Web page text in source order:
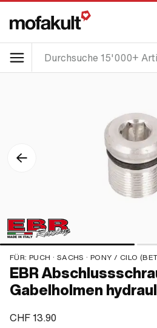
FÜR: PUCH · SACHS · PONY / CILO (BETA 521 &
EBR
Gabelholmen
CHF 13.90